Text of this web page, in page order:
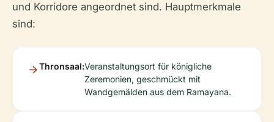
und Korridore angeordnet sind. Hauptmerkmale
sind:
Thronsaal:Veranstaltungsort für königliche
Zeremonien, geschmückt mit
Wandgemälden aus dem Ramayana.